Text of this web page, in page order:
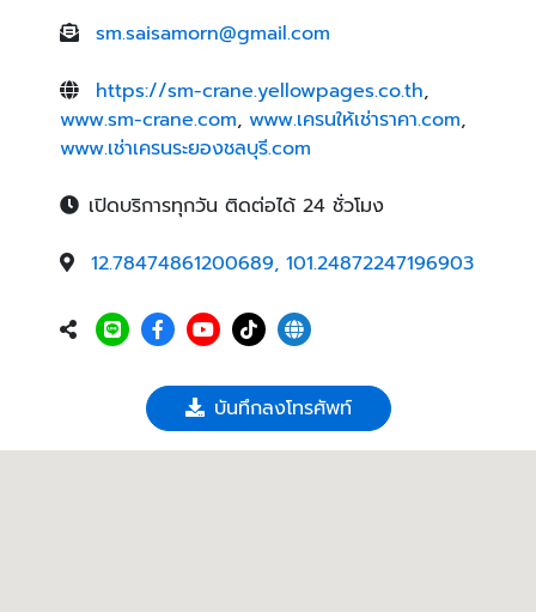
sm.saisamorn@gmail.com
https://sm-crane.yellowpages.co.th,
www.sm-crane.com, www.เครนให้เช่าราคา.com,
www.เช่าเครนระยองชลบุรี.com
เปิดบริการทุกวัน ติดต่อได้ 24 ชั่วโมง
12.78474861200689, 101.24872247196903
บันทึกลงโทรศัพท์